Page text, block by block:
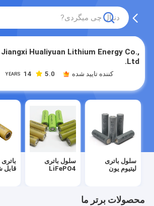
Jiangxi Hualiyuan Lithium Energy Co.,
Ltd.
14
YEARS 5.0 کننده تایید شده
سلول باتری
لیتیوم یون
سلول باتری
LiFePO4
قابل
محصولات برتر ما